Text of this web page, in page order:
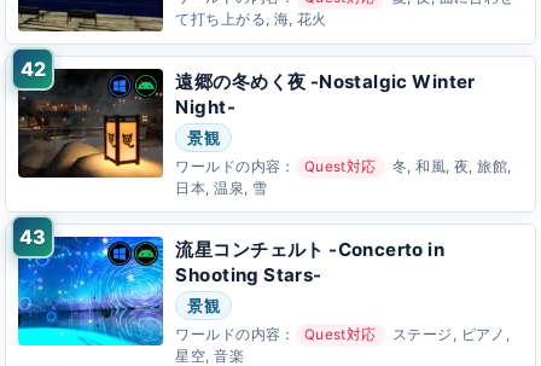
て打ち上がる, 海, 花火
遠郷の冬めく夜 -Nostalgic Winter
Night-
景観
ワールドの内容： Quest対応
冬, 和風, 夜, 旅館,
日本, 温泉, 雪
流星コンチェルト -Concerto in
Shooting Stars-
景観
ワールドの内容： Quest対応
ステージ, ピアノ,
星空, 音楽